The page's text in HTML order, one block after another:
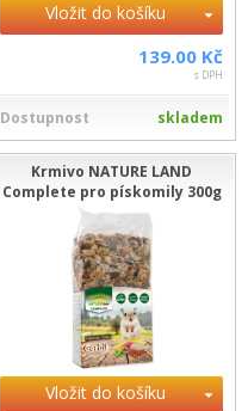
Vložit do košíku
139.00 Kč
s DPH
Dostupnost skladem
Krmivo NATURE LAND
Complete pro pískomily 300g
Vložit do košíku